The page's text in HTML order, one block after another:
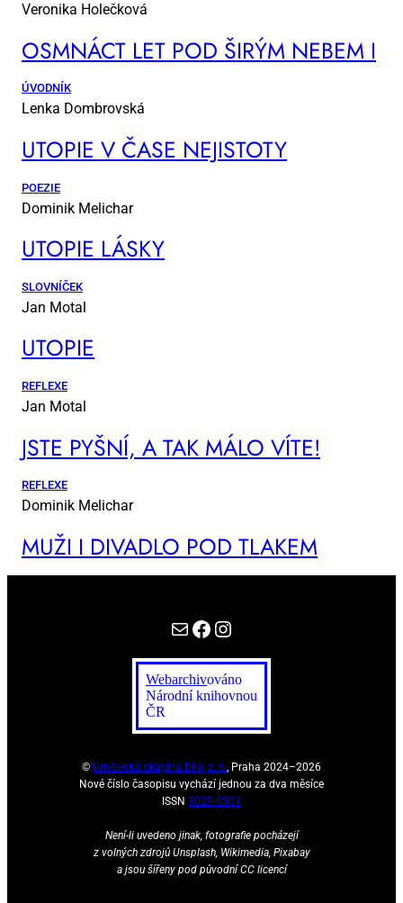
Veronika Holečková
OSM­NÁCT LET POD ŠI­RÝM NE­BEM I
ÚVODNÍK
Lenka Dombrovská
UTO­PIE V ČA­SE NE­JIS­TO­TY
POEZIE
Dominik Melichar
UTO­PIE LÁS­KY
SLOVNÍČEK
Jan Motal
UTO­PIE
REFLEXE
Jan Motal
JSTE PYŠ­NÍ, A TAK MÁ­LO VÍ­TE!
REFLEXE
Dominik Melichar
MUŽI I DI­VA­DLO POD TLA­KEM
E-mail Facebook Instagram
Webarchivováno
Národní knihovnou
ČR
© Umělecká skupina Dílo, z. s., Praha 2024–2026
Nové číslo časopisu vychází jednou za dva měsíce
ISSN 3029-6501
Není-li uvedeno jinak, fotografie pocházejí
z volných zdrojů Unsplash, Wikimedia, Pixabay
a jsou šířeny pod původní CC licencí